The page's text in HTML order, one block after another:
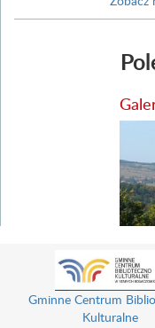
Gminne Centrum
Kulturalne